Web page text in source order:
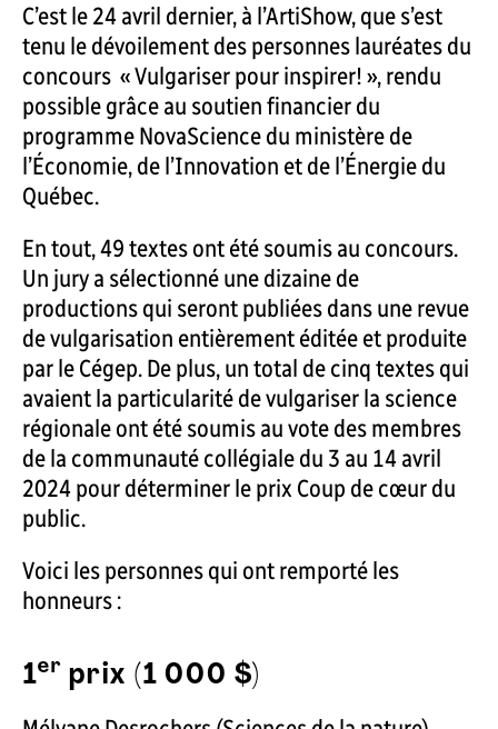
C’est le 24 avril dernier, à l’ArtiShow, que s’est
tenu le dévoilement des personnes lauréates du
concours « Vulgariser pour inspirer! », rendu
possible grâce au soutien financier du
programme NovaScience du ministère de
l’Économie, de l’Innovation et de l’Énergie du
Québec.
En tout, 49 textes ont été soumis au concours.
Un jury a sélectionné une dizaine de
productions qui seront publiées dans une revue
de vulgarisation entièrement éditée et produite
par le Cégep. De plus, un total de cinq textes qui
avaient la particularité de vulgariser la science
régionale ont été soumis au vote des membres
de la communauté collégiale du 3 au 14 avril
2024 pour déterminer le prix Coup de cœur du
public.
Voici les personnes qui ont remporté les
honneurs :
1er prix (1 000 $)